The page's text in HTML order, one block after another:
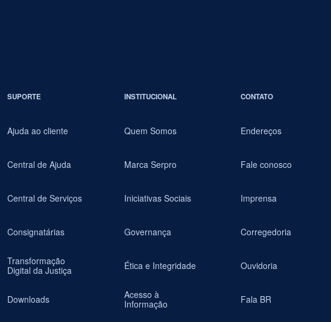
SUPORTE
Ajuda ao cliente
Central de Ajuda
Central de Serviços
Consignatárias
Transformação
Digital da Justiça
Downloads
INSTITUCIONAL
Quem Somos
Marca Serpro
Iniciativas Sociais
Governança
Ética e Integridade
Acesso à
Informação
CONTATO
Endereços
Fale conosco
Imprensa
Corregedoria
Ouvidoria
Fala BR